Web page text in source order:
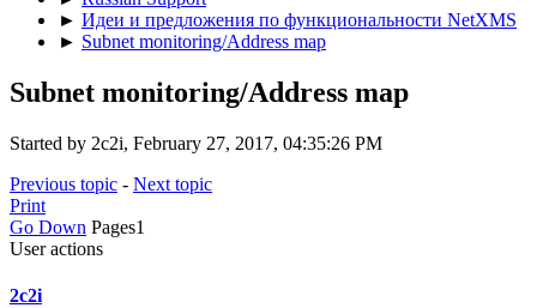
► Идеи и предложения по функциональности NetXMS
► Subnet monitoring/Address map
Subnet monitoring/Address map
Started by 2c2i, February 27, 2017, 04:35:26 PM
Previous topic - Next topic
Print
Go Down Pages1
User actions
2c2i